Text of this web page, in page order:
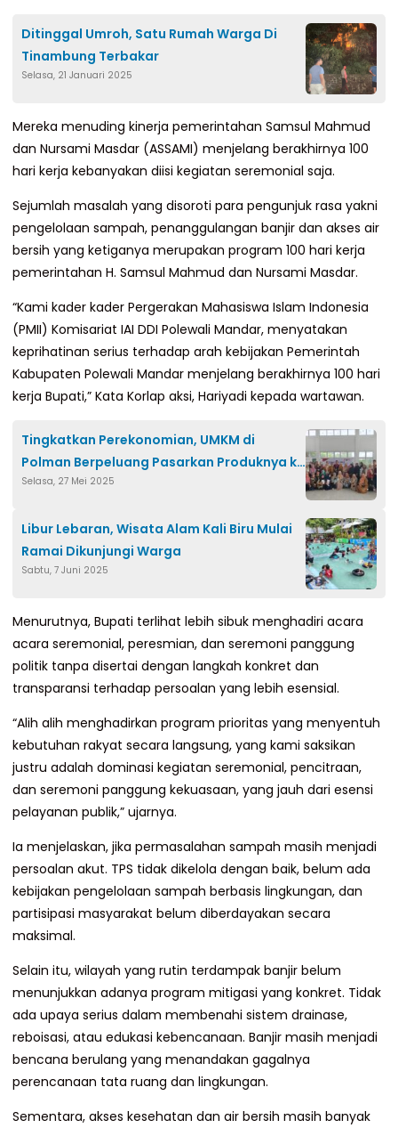
Ditinggal Umroh, Satu Rumah Warga Di
Tinambung Terbakar
Selasa, 21 Januari 2025
Mereka menuding kinerja pemerintahan Samsul Mahmud
dan Nursami Masdar (ASSAMI) menjelang berakhirnya 100
hari kerja kebanyakan diisi kegiatan seremonial saja.
Sejumlah masalah yang disoroti para pengunjuk rasa yakni
pengelolaan sampah, penanggulangan banjir dan akses air
bersih yang ketiganya merupakan program 100 hari kerja
pemerintahan H. Samsul Mahmud dan Nursami Masdar.
“Kami kader kader Pergerakan Mahasiswa Islam Indonesia
(PMII) Komisariat IAI DDI Polewali Mandar, menyatakan
keprihatinan serius terhadap arah kebijakan Pemerintah
Kabupaten Polewali Mandar menjelang berakhirnya 100 hari
kerja Bupati,” Kata Korlap aksi, Hariyadi kepada wartawan.
Tingkatkan Perekonomian, UMKM di
Polman Berpeluang Pasarkan Produknya ke
Alfamidi
Selasa, 27 Mei 2025
Libur Lebaran, Wisata Alam Kali Biru Mulai
Ramai Dikunjungi Warga
Sabtu, 7 Juni 2025
Menurutnya, Bupati terlihat lebih sibuk menghadiri acara
acara seremonial, peresmian, dan seremoni panggung
politik tanpa disertai dengan langkah konkret dan
transparansi terhadap persoalan yang lebih esensial.
“Alih alih menghadirkan program prioritas yang menyentuh
kebutuhan rakyat secara langsung, yang kami saksikan
justru adalah dominasi kegiatan seremonial, pencitraan,
dan seremoni panggung kekuasaan, yang jauh dari esensi
pelayanan publik,” ujarnya.
Ia menjelaskan, jika permasalahan sampah masih menjadi
persoalan akut. TPS tidak dikelola dengan baik, belum ada
kebijakan pengelolaan sampah berbasis lingkungan, dan
partisipasi masyarakat belum diberdayakan secara
maksimal.
Selain itu, wilayah yang rutin terdampak banjir belum
menunjukkan adanya program mitigasi yang konkret. Tidak
ada upaya serius dalam membenahi sistem drainase,
reboisasi, atau edukasi kebencanaan. Banjir masih menjadi
bencana berulang yang menandakan gagalnya
perencanaan tata ruang dan lingkungan.
Sementara, akses kesehatan dan air bersih masih banyak